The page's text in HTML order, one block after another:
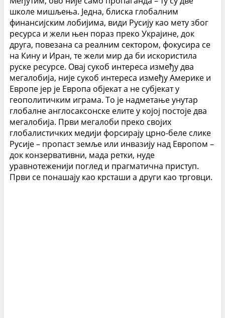
школе мишљења. Једна, блиска глобалним
финансијским лобијима, види Русију као мету због
ресурса и жели њен пораз преко Украјине, док
друга, повезана са реалним сектором, фокусира се
на Кину и Иран, те жели мир да би искористила
руске ресурсе. Овај сукоб интереса између два
мегалобија, није сукоб интереса између Америке и
Европе јер је Европа објекат а не субјекат у
геополитичким играма. То је надметање унутар
глобалне англосаксонске елите у којој постоје два
мегалобија. Први мегалоби преко својих
глобалистичких медији форсирају црно-беле слике
Русије – пропаст земље или инвазију над Европом –
док конзервативни, мада ретки, нуде
уравнотеженији поглед и прагматична приступ.
Први се понашају као крсташи а други као трговци.